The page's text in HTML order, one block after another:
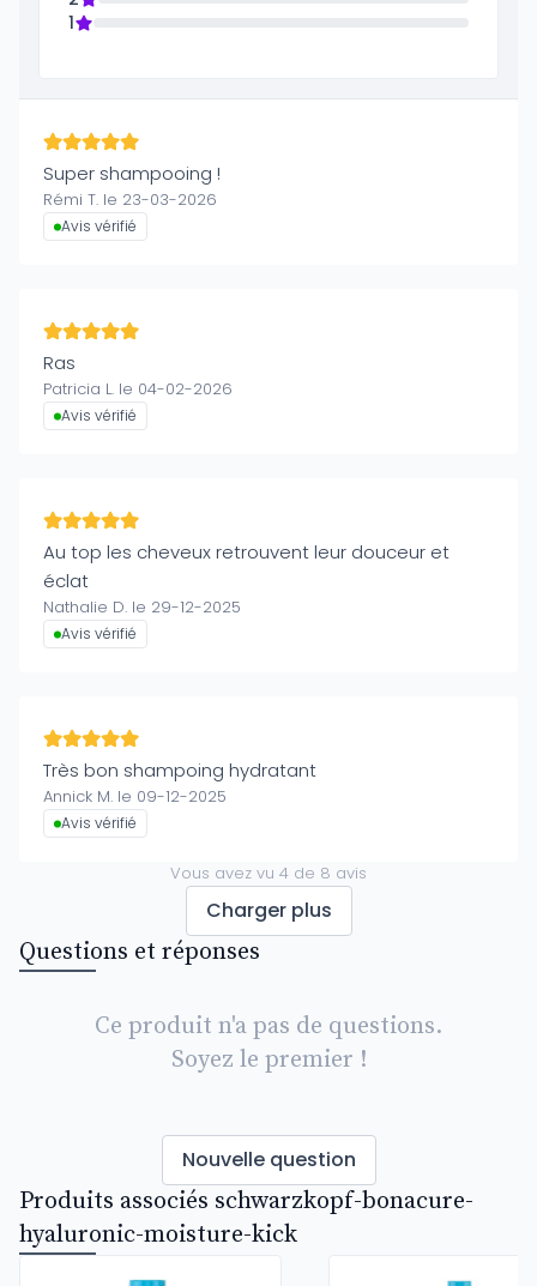
1
Super shampooing !
Rémi T. le 23-03-2026
Avis vérifié
Ras
Patricia L. le 04-02-2026
Avis vérifié
Au top les cheveux retrouvent leur douceur et
éclat
Nathalie D. le 29-12-2025
Avis vérifié
Très bon shampoing hydratant
Annick M. le 09-12-2025
Avis vérifié
Vous avez vu 4 de 8 avis
Charger plus
Questions et réponses
Ce produit n'a pas de questions.
Soyez le premier !
Nouvelle question
Produits associés schwarzkopf-bonacure-
hyaluronic-moisture-kick